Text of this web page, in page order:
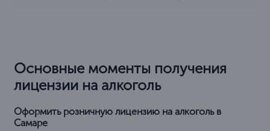
Основные моменты получения
лицензии на алкоголь
Оформить розничную лицензию на алкоголь в
Самаре